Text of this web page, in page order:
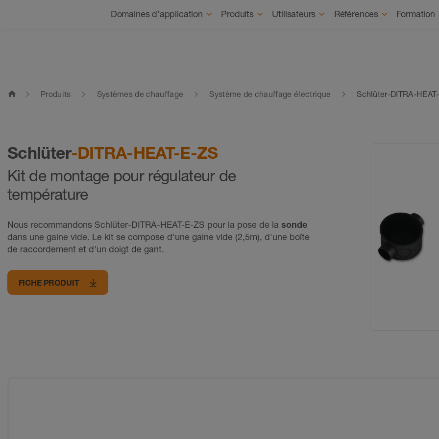
Recrutement À
Domaines d’application Produits Utilisateurs Références Formation
home Produits Systèmes de chauffage Système de chauffage électrique Schlüter-DITRA-
Schlüter-DITRA-HEAT-E-ZS
Kit de montage pour régulateur de
température
Nous recommandons Schlüter-DITRA-HEAT-E-ZS pour la pose de la sonde
dans une gaine vide. Le kit se compose d'une gaine vide (2,5m), d'une boîte
de raccordement et d'un doigt de gant.
FICHE PRODUIT